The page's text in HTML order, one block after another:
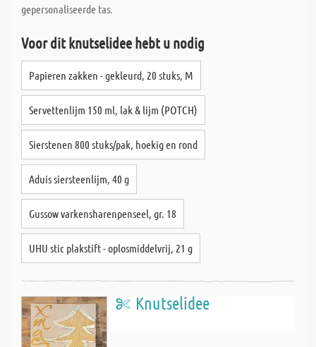
gepersonaliseerde tas.
Voor dit knutselidee hebt u nodig
Papieren zakken - gekleurd, 20 stuks, M
Servettenlijm 150 ml, lak & lijm (POTCH)
Sierstenen 800 stuks/pak, hoekig en rond
Aduis siersteenlijm, 40 g
Gussow varkensharenpenseel, gr. 18
UHU stic plakstift - oplosmiddelvrij, 21 g
Knutselidee